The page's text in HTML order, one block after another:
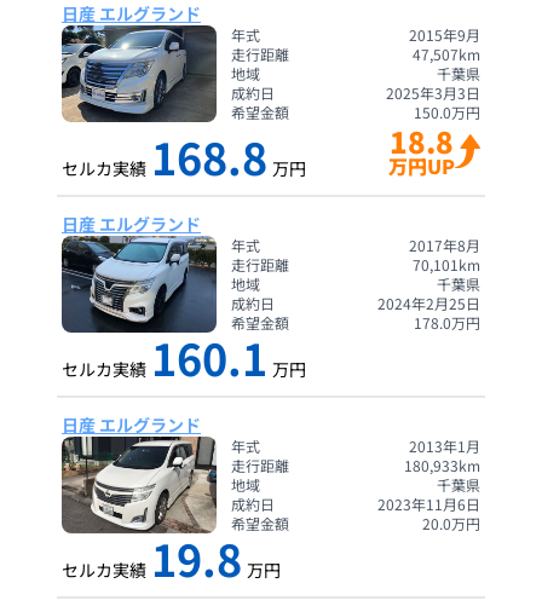
日産 エルグランド
年式
2015年9月
走行距離
47,507km
地域
千葉県
成約日
2025年3月3日
希望金額
150.0万円
セルカ実績 168.8 万円
18.8
万円UP
日産 エルグランド
年式
2017年8月
走行距離
70,101 km
地域
千葉県
成約日
2024年2月25日
希望金額
178.0万円
セルカ実績 160.1 万円
日産 エルグランド
年式
2013年1月
走行距離
180,933km
地域
千葉県
成約日
2023年11月6日
希望金額
20.0万円
セルカ実績 19.8 万円